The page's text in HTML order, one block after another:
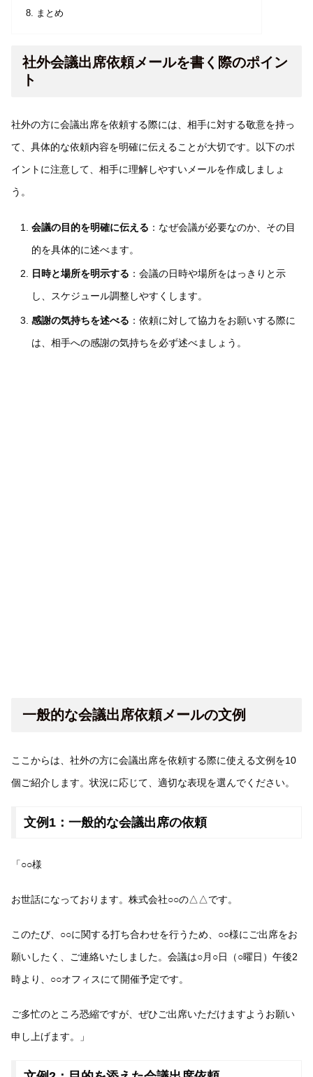
まとめ
社外会議出席依頼メールを書く際のポイン
ト
社外の方に会議出席を依頼する際には、相手に対する敬意を持っ
て、具体的な依頼内容を明確に伝えることが大切です。以下のポ
イントに注意して、相手に理解しやすいメールを作成しましょ
う。
会議の目的を明確に伝える ：なぜ会議が必要なのか、その目
的を具体的に述べます。
日時と場所を明示する ：会議の日時や場所をはっきりと示
し、スケジュール調整しやすくします。
感謝の気持ちを述べる ：依頼に対して協力をお願いする際に
は、相手への感謝の気持ちを必ず述べましょう。
一般的な会議出席依頼メールの文例
ここからは、社外の方に会議出席を依頼する際に使える文例を10
個ご紹介します。状況に応じて、適切な表現を選んでください。
文例1：一般的な会議出席の依頼
「○○様
お世話になっております。株式会社○○の△△です。
このたび、○○に関する打ち合わせを行うため、○○様にご出席をお
願いしたく、ご連絡いたしました。会議は○月○日（○曜日）午後2
時より、○○オフィスにて開催予定です。
ご多忙のところ恐縮ですが、ぜひご出席いただけますようお願い
申し上げます。」